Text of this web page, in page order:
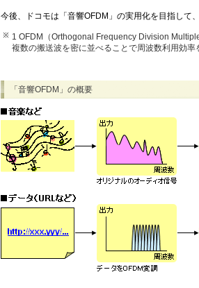
今後、ドコモは「音響OFDM」の実用化を目指して
1 OFDM（Orthogonal Frequency Division
複数の搬送波を密に並べることで周波数利用効
「音響OFDM」の概要